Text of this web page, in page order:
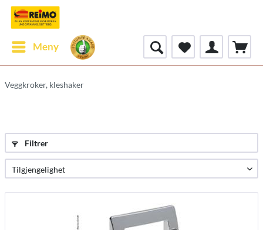
Meny
Veggkroker, kleshaker
Filtrer